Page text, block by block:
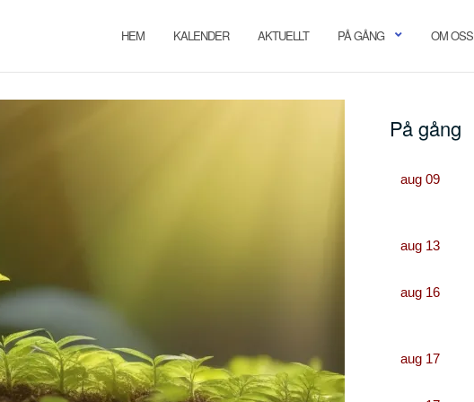
HEM KALENDER AKTUELLT PÅ GÅNG OM OSS
På gång
aug 09
aug 13
aug 16
aug 17